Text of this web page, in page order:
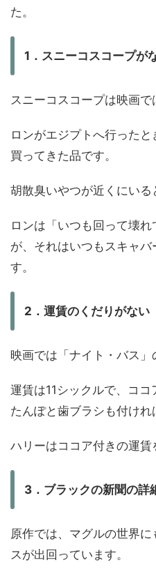
た。
1．スニーコスコープが
スニーコスコープは映画で
ロンがエジプトへ行った
買ってきた品です。
胡散臭いやつが近くにいる
ロンは「いつも回って壊
が、それはいつもスキャ
す。
2．運賃のくだりがない
映画では「ナイト・バス」
運賃は11シックルで、コ
たんぽと歯ブラシも付けれ
ハリーはココア付きの運賃
3．ブラックの新聞の詳
原作では、マグルの世界
スが出回っています。